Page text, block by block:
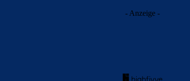
- Anzeige -